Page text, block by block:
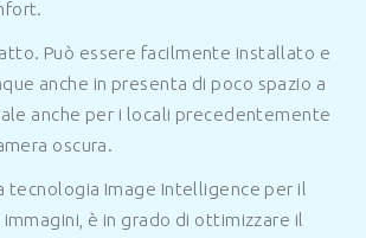
Può essere facilmente installato e
anche in presenta di poco spazio a
anche per i locali precedentemente
oscura.
tecnologia Image Intelligence per il
è in grado di ottimizzare il